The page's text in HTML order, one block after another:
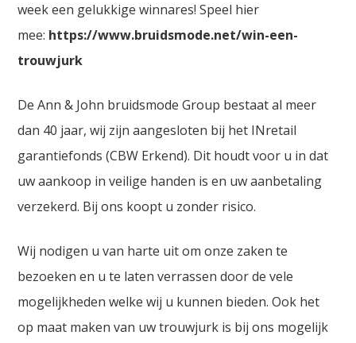
week een gelukkige winnares! Speel hier
mee: https://www.bruidsmode.net/win-een-
trouwjurk
De Ann & John bruidsmode Group bestaat al meer
dan 40 jaar, wij zijn aangesloten bij het INretail
garantiefonds (CBW Erkend). Dit houdt voor u in dat
uw aankoop in veilige handen is en uw aanbetaling
verzekerd. Bij ons koopt u zonder risico.
Wij nodigen u van harte uit om onze zaken te
bezoeken en u te laten verrassen door de vele
mogelijkheden welke wij u kunnen bieden. Ook het
op maat maken van uw trouwjurk is bij ons mogelijk